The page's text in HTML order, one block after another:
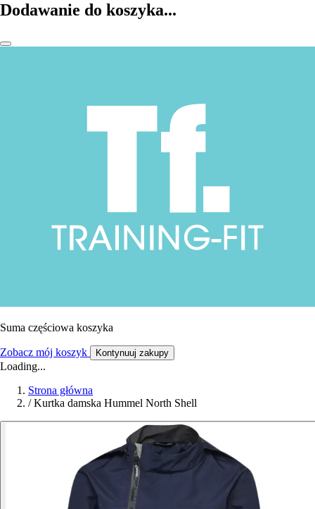
Dodawanie do koszyka...
Suma częściowa koszyka
Zobacz mój koszyk Kontynuuj zakupy
Loading...
Strona główna
/ Kurtka damska Hummel North Shell